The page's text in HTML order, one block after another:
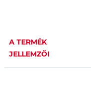
A TERMÉK
JELLEMZŐI